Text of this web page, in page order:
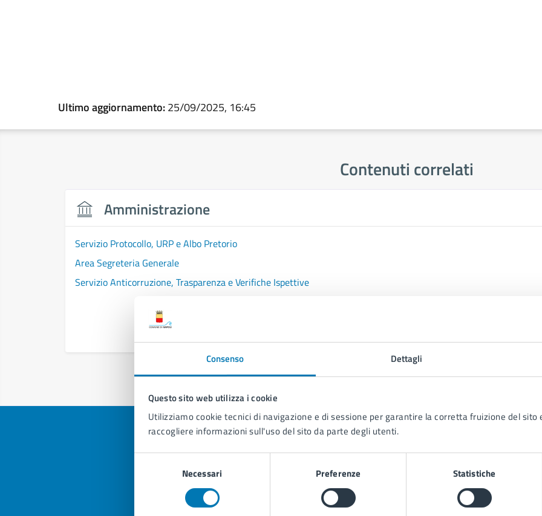
Consenso Dettagli
Questo sito web utilizza i cookie
Utilizziamo cookie tecnici di navigazione e di sessione per garantire la corretta fruizione del sito
raccogliere informazioni sull'uso del sito da parte degli utenti.
Necessari Preferenze Statistiche
Ultimo aggiornamento:25/09/2025, 16:45
Contenuti correlati
Amministrazione
Servizio Protocollo, URP e Albo Pretorio
Area Segreteria Generale
Servizio Anticorruzione, Trasparenza e Verifiche Ispettive
Quanto sono chiare le informazioni su questa